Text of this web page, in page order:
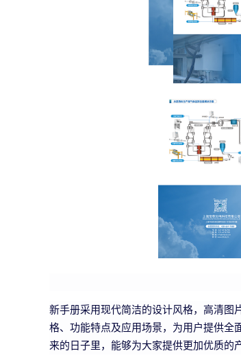
新手册采用现代简洁的设计风格，高清图
格、功能特点及应用场景，为用户提供全
来的日子里，能够为大家提供更加优质的